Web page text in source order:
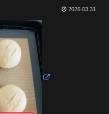
2026.03.31